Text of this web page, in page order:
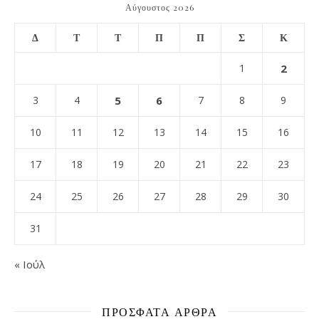
Αύγουστος 2026
Δ Τ Τ Π Π Σ Κ
1 2
3 4 5 6 7 8 9
10 11 12 13 14 15 16
17 18 19 20 21 22 23
24 25 26 27 28 29 30
31
« Ιούλ
ΠΡΌΣΦΑΤΑ ΆΡΘΡΑ